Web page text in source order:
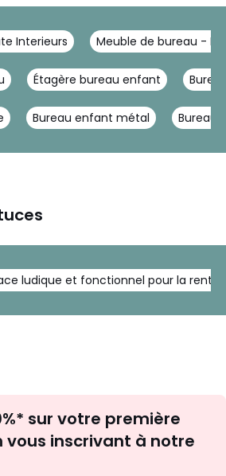
Interieurs Meuble de bureau -
Étagère bureau enfant
Bureau enfant métal Bureau
ludique et fonctionnel pour la
newsletter
sur votre première
vous inscrivant à notre